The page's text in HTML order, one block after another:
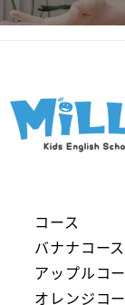
コース
バナナコース
アップルコ
オレンジコ